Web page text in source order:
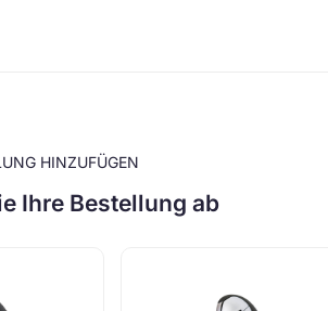
HINZUFÜGEN
Ihre Bestellung ab